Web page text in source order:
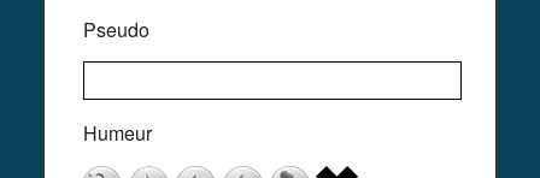
Pseudo
Humeur